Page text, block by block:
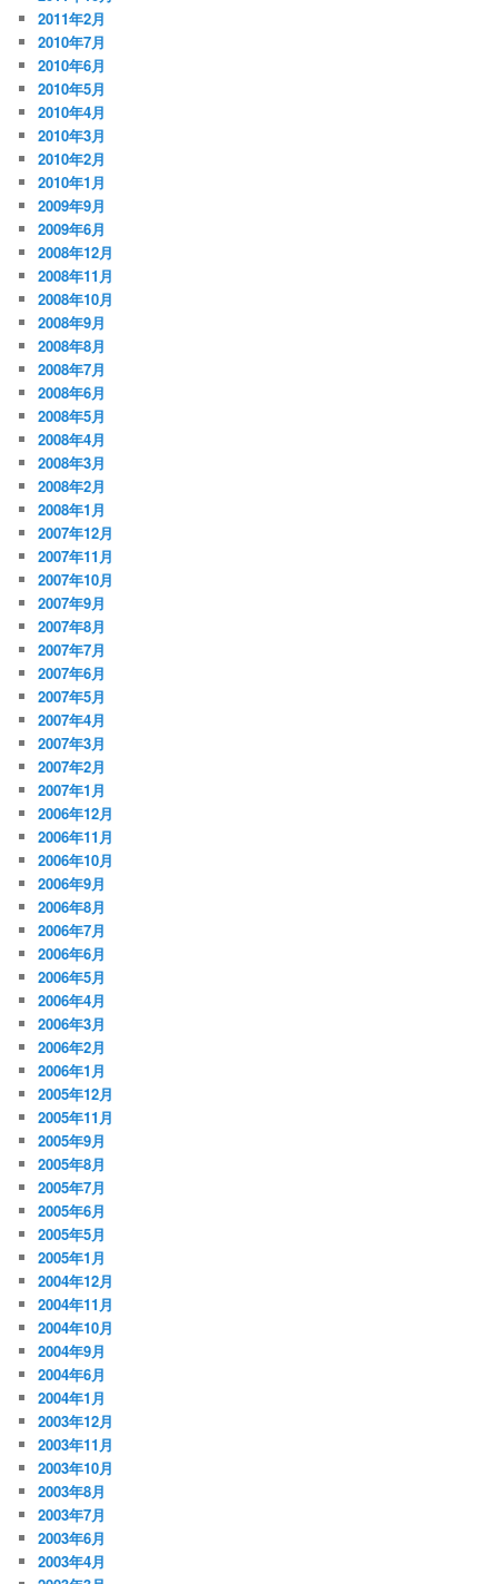
2011年2月
2010年7月
2010年6月
2010年5月
2010年4月
2010年3月
2010年2月
2010年1月
2009年9月
2009年6月
2008年12月
2008年11月
2008年10月
2008年9月
2008年8月
2008年7月
2008年6月
2008年5月
2008年4月
2008年3月
2008年2月
2008年1月
2007年12月
2007年11月
2007年10月
2007年9月
2007年8月
2007年7月
2007年6月
2007年5月
2007年4月
2007年3月
2007年2月
2007年1月
2006年12月
2006年11月
2006年10月
2006年9月
2006年8月
2006年7月
2006年6月
2006年5月
2006年4月
2006年3月
2006年2月
2006年1月
2005年12月
2005年11月
2005年9月
2005年8月
2005年7月
2005年6月
2005年5月
2005年1月
2004年12月
2004年11月
2004年10月
2004年9月
2004年6月
2004年1月
2003年12月
2003年11月
2003年10月
2003年8月
2003年7月
2003年6月
2003年4月